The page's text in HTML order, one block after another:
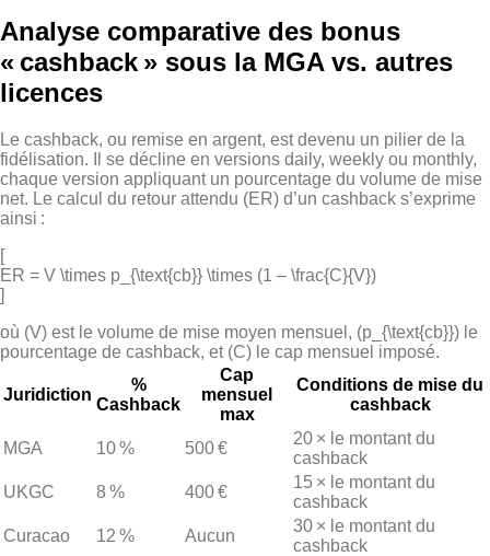
Analyse comparative des bonus
« cashback » sous la MGA vs. autres
licences
Le cashback, ou remise en argent, est devenu un pilier de la
fidélisation. Il se décline en versions daily, weekly ou monthly,
chaque version appliquant un pourcentage du volume de mise
net. Le calcul du retour attendu (ER) d’un cashback s’exprime
ainsi :
[
ER = V \times p_{\text{cb}} \times (1 – \frac{C}{V})
]
où (V) est le volume de mise moyen mensuel, (p_{\text{cb}}) le
pourcentage de cashback, et (C) le cap mensuel imposé.
Juridiction
%
Cashback
Cap
mensuel
max
Conditions de mise du
cashback
MGA 10 % 500 €
20 × le montant du
cashback
UKGC
8 % 400 €
15 × le montant du
cashback
Curacao
12 % Aucun
30 × le montant du
cashback